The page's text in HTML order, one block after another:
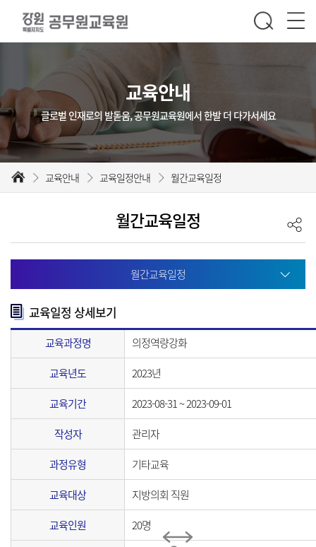
교육안내
글로벌 인재로의 발돋움, 공무원교육원에서 한발 더 다가서세요
교육안내 교육일정안내 월간교육일정
월간교육일정
월간교육일정
교육일정 상세보기
교육과정명
의정역량강화
교육년도
2023년
교육기간
2023-08-31 ~ 2023-09-01
작성자
관리자
과정유형
기타교육
교육대상
지방의회 직원
교육인원
20명